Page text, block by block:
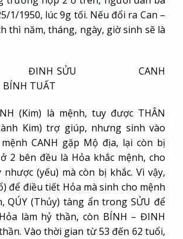
1/1950, lúc 9g tối. Nếu đổi ra Can –
thì năm, tháng, ngày, giờ sinh sẽ là
ĐINH SỬU CANH
TUẤT
(Kim) là mệnh, tuy được THÂN
Kim) trợ giúp, nhưng sinh vào
CANH gặp Mộ địa, lại còn bị
2 bên đều là Hỏa khắc mệnh, cho
(yếu) mà còn bị khắc. Vì vậy,
để điều tiết Hỏa mà sinh cho mệnh
QÚY (Thủy) tàng ẩn trong SỬU để
làm hỷ thần, còn BÍNH – ĐINH
Vào thời gian từ 53 đến 62 tuổi,